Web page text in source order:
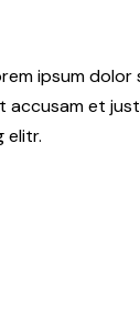
ipsum dolor
accusam et
elitr.